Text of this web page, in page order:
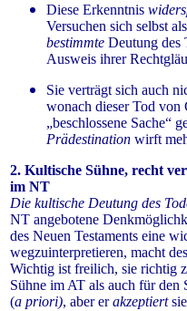
Diese Erkenntnis
Versuchen sich selbst
bestimmte Deutung des
Ausweis ihrer
Sie verträgt sich auch
wonach dieser Tod von
„beschlossene Sache“
Prädestination wirft
2. Kultische Sühne, recht
im NT
Die kultische Deutung des
NT angebotene
des Neuen Testaments eine
wegzuinterpretieren, macht
Wichtig ist freilich, sie richtig
Sühne im AT als auch für den
(a priori), aber erakzeptiert